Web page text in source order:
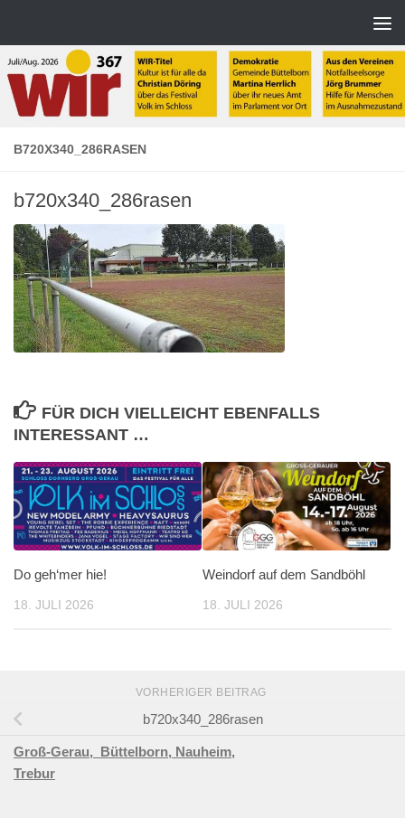
B720X340_286RASEN
b720x340_286rasen
FÜR DICH VIELLEICHT EBENFALLS
INTERESSANT …
Do geh‘mer hie!
18. JULI 2026
Weindorf auf dem Sandböhl
18. JULI 2026
VORHERIGER BEITRAG
b720x340_286rasen
Groß-Gerau, Büttelborn, Nauheim,
Trebur